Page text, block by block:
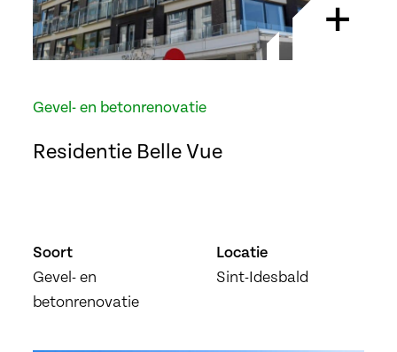
+
Gevel- en betonrenovatie
Residentie Belle Vue
Soort
Gevel- en
betonrenovatie
Locatie
Sint-Idesbald